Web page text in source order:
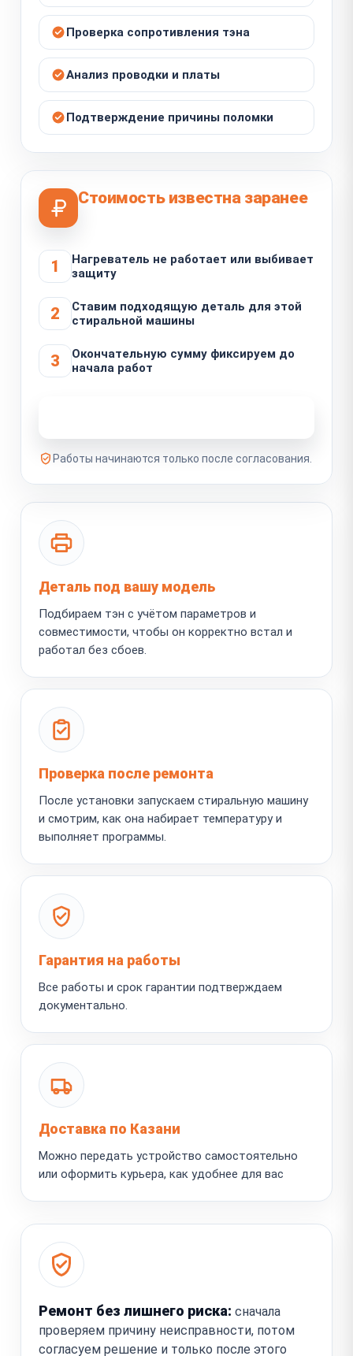
Проверка сопротивления тэна
Анализ проводки и платы
Подтверждение причины поломки
Стоимость известна заранее
1
Нагреватель не работает или выбивает
защиту
2
Ставим подходящую деталь для этой
стиральной машины
3
Окончательную сумму фиксируем до
начала работ
Работы начинаются только после согласования.
Деталь под вашу модель
Подбираем тэн с учётом параметров и
совместимости, чтобы он корректно встал и
работал без сбоев.
Проверка после ремонта
После установки запускаем стиральную машину
и смотрим, как она набирает температуру и
выполняет программы.
Гарантия на работы
Все работы и срок гарантии подтверждаем
документально.
Доставка по Казани
Можно передать устройство самостоятельно
или оформить курьера, как удобнее для вас
Ремонт без лишнего риска: сначала
проверяем причину неисправности, потом
согласуем решение и только после этого